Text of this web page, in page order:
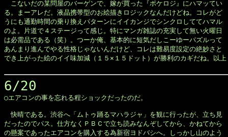
こないだの某問屋のバーゲンで、嫁が買った『ポケロジ』にハマッてい
る。まーアレだ。液晶携帯型のお絵描きロジックなんだけどね。コレがど
うにも通勤時間の乗り換えパターンにイイカンジでシンクロしててハマル
のよ。片道で４ステージって感じ。特にマンガ雑誌の充実して無い火曜日
は必需品である（笑）。つーか俺、基本的に短気だしこーゆーパズルって
あんまり進んでやる性格じゃないんだけど、コレは難易度設定の絶妙さと
でき上がった絵のイイ味加減（１５×１５ドット）が勝利のカギだね。以上
6/20
◯エアコンの事を忘れる程ショックだったのだ。
快晴である。渋谷へ「ムトゥ踊るマハラジャ」を観に行ったが、立ち見
だったのでパス。仕方なくＰＢＣで立ち読みなんぞしてから、かねてから
の懸案であったエアコンを購入する為新宿ヨドバシへ。しっかし山のよう